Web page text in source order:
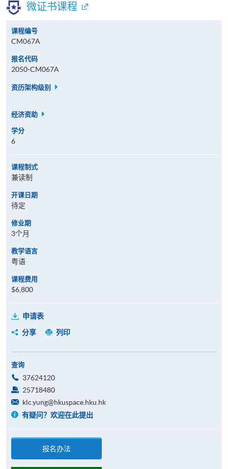
微证书课程
课程编号
CM067A
报名代码
2050-CM067A
资历架构级别
经济资助
学分
6
课程制式
兼读制
开课日期
待定
修业期
3个月
教学语言
粤语
课程费用
$6,800
申请表
分享
列印
查询
37624120
25718480
klc.yung@hkuspace.hku.hk
有疑问？欢迎在此提出
报名办法